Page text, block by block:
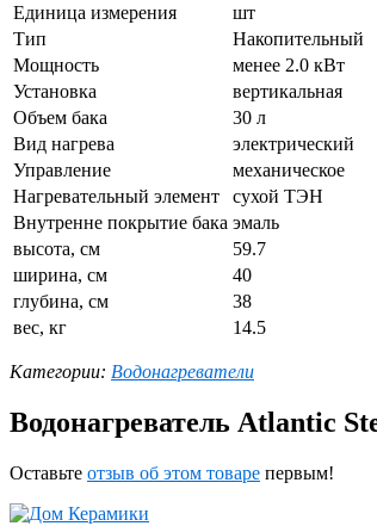
Единица измерения
шт
Тип
Накопительный
Мощность
менее 2.0 кВт
Установка
вертикальная
Объем бака
30 л
Вид нагрева
электрический
Управление
механическое
Нагревательный элемент
сухой ТЭН
Внутренне покрытие бака эмаль
высота, см
59.7
ширина, см
40
глубина, см
38
вес, кг
14.5
Категории: Водонагреватели
Водонагреватель Atlantic
Оставьте отзыв об этом товаре первым!